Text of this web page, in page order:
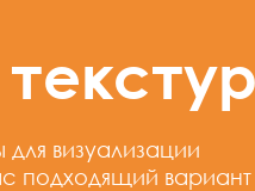
визуализации
подходящий вариант